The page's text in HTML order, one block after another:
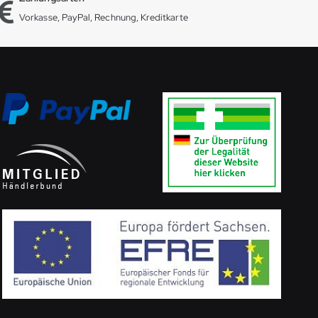
Vorkasse, PayPal, Rechnung, Kreditkarte